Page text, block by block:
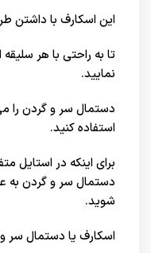
این اسکارف با داشتن
تا به راحتی با هر
نمایید.
دستمال سر و گردن را
استفاده کنید.
برای اینکه در استایل
دستمال سر و گردن به
شوید.
اسکارف یا دستمال سر و